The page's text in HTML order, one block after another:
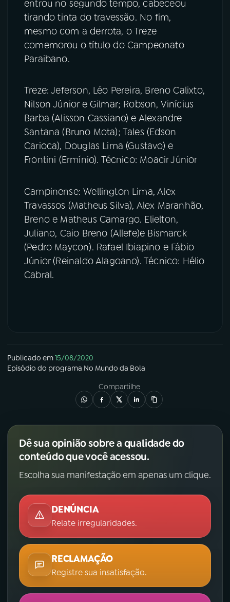
entrou no segundo tempo, cabeceou
tirando tinta do travessão. No fim,
mesmo com a derrota, o Treze
comemorou o título do Campeonato
Paraibano.
Treze: Jeferson, Léo Pereira, Breno Calixto,
Nilson Júnior e Gilmar; Robson, Vinícius
Barba (Alisson Cassiano) e Alexandre
Santana (Bruno Mota); Tales (Edson
Carioca), Douglas Lima (Gustavo) e
Frontini (Ermínio). Técnico: Moacir Júnior
Campinense: Wellington Lima, Alex
Travassos (Matheus Silva), Alex Maranhão,
Breno e Matheus Camargo. Elielton,
Juliano, Caio Breno (Allefe)e Bismarck
(Pedro Maycon). Rafael Ibiapino e Fábio
Júnior (Reinaldo Alagoano). Técnico: Hélio
Cabral.
Publicado em15/08/2020
Episódio do programa No Mundo da Bola
Compartilhe
Dê sua opinião sobre a qualidade do
conteúdo que você acessou.
Escolha sua manifestação em apenas um clique.
DENÚNCIA
Relate irregularidades.
RECLAMAÇÃO
Registre sua insatisfação.